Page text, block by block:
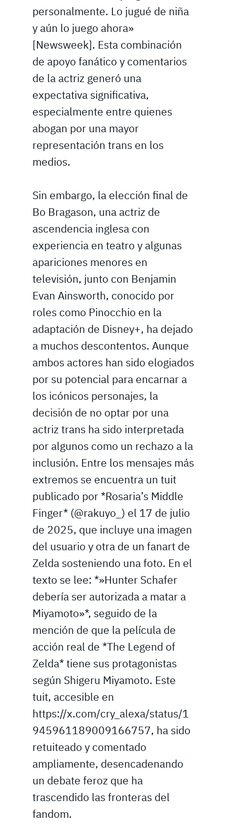
personalmente. Lo jugué de niña
y aún lo juego ahora»
[Newsweek]. Esta combinación
de apoyo fanático y comentarios
de la actriz generó una
expectativa significativa,
especialmente entre quienes
abogan por una mayor
representación trans en los
medios.
Sin embargo, la elección final de
Bo Bragason, una actriz de
ascendencia inglesa con
experiencia en teatro y algunas
apariciones menores en
televisión, junto con Benjamin
Evan Ainsworth, conocido por
roles como Pinocchio en la
adaptación de Disney+, ha dejado
a muchos descontentos. Aunque
ambos actores han sido elogiados
por su potencial para encarnar a
los icónicos personajes, la
decisión de no optar por una
actriz trans ha sido interpretada
por algunos como un rechazo a la
inclusión. Entre los mensajes más
extremos se encuentra un tuit
publicado por *Rosaria’s Middle
Finger* (@rakuyo_) el 17 de julio
de 2025, que incluye una imagen
del usuario y otra de un fanart de
Zelda sosteniendo una foto. En el
texto se lee: *»Hunter Schafer
debería ser autorizada a matar a
Miyamoto»*, seguido de la
mención de que la película de
acción real de *The Legend of
Zelda* tiene sus protagonistas
según Shigeru Miyamoto. Este
tuit, accesible en
https://x.com/cry_alexa/status/1
945961189009166757, ha sido
retuiteado y comentado
ampliamente, desencadenando
un debate feroz que ha
trascendido las fronteras del
fandom.